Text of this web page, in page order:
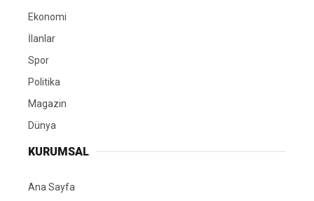
Ekonomi
İlanlar
Spor
Politika
Magazin
Dünya
KURUMSAL
Ana Sayfa